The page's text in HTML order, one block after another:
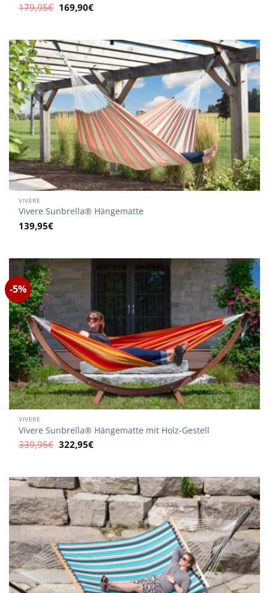
179,95€ Ursprünglicher
Preis
169,90€Aktueller
Preis
VIVERE
Vivere Sunbrella® Hängematte
139,95€
-5%
VIVERE
Vivere Sunbrella® Hängematte mit Holz-Gestell
339,95€ Ursprünglicher
Preis
322,95€Aktueller
Preis